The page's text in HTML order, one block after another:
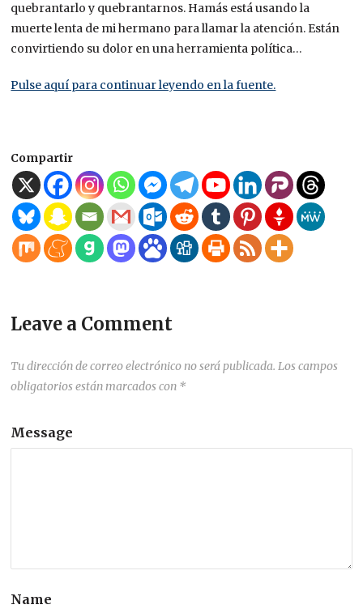
quebrantarlo y quebrantarnos. Hamás está usando la
muerte lenta de mi hermano para llamar la atención. Están
convirtiendo su dolor en una herramienta política…
Pulse aquí para continuar leyendo en la fuente.
Compartir
Leave a Comment
Tu dirección de correo electrónico no será publicada. Los campos
obligatorios están marcados con *
Message
Name